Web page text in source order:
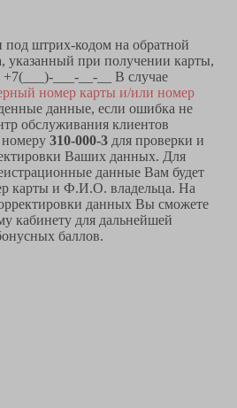
штрих-кодом на обратной
указанный при получении карты,
___-__-__ В случае
номер карты и/или номер
данные, если ошибка не
обслуживания клиентов
310-000-3 для проверки и
Ваших данных. Для
данные Вам будет
карты и Ф.И.О. владельца. На
данных Вы сможете
кабинету для дальнейшей
баллов.